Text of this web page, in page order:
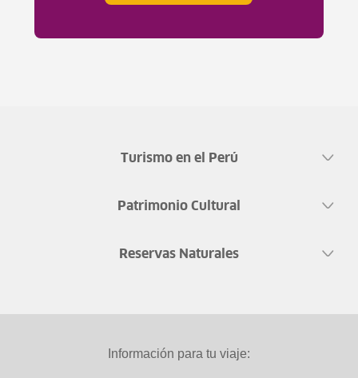
Turismo en el Perú
Patrimonio Cultural
Reservas Naturales
Información para tu viaje: